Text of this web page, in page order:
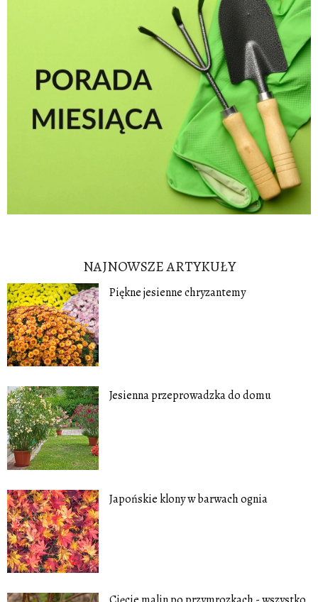
NAJNOWSZE ARTYKUŁY
Piękne jesienne chryzantemy
Jesienna przeprowadzka do domu
Japońskie klony w barwach ognia